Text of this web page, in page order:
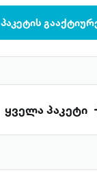
პაკეტის
ყველა პაკეტი